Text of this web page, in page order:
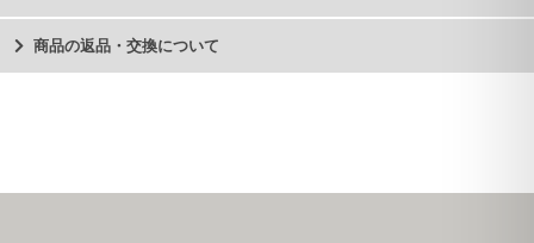
商品の返品・交換について